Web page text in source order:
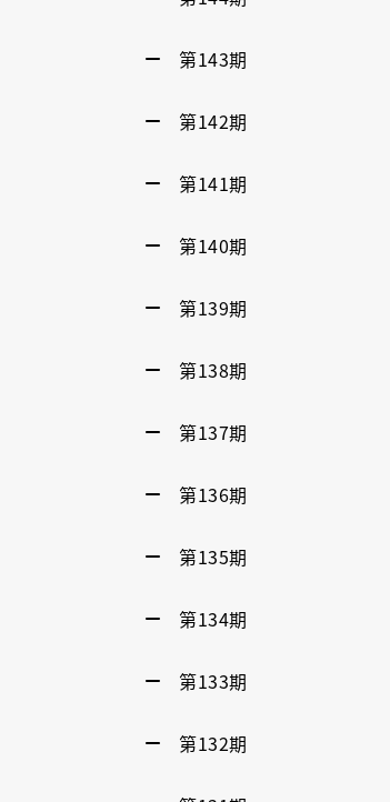
第143期
第142期
第141期
第140期
第139期
第138期
第137期
第136期
第135期
第134期
第133期
第132期